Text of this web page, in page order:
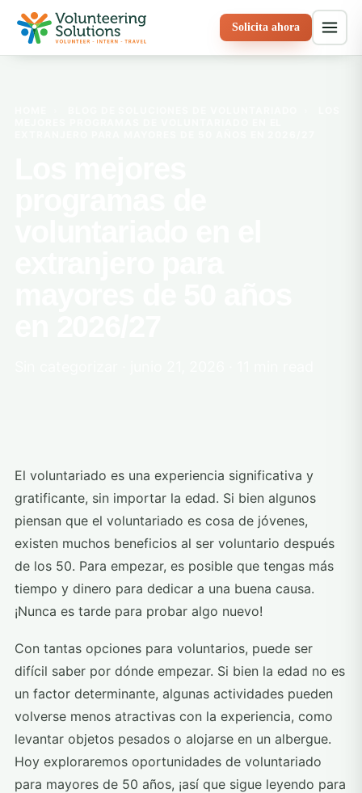
Solicita ahora
El voluntariado es una experiencia significativa y
gratificante, sin importar la edad. Si bien algunos
piensan que el voluntariado es cosa de jóvenes,
existen muchos beneficios al ser voluntario después
de los 50. Para empezar, es posible que tengas más
tiempo y dinero para dedicar a una buena causa.
¡Nunca es tarde para probar algo nuevo!
Con tantas opciones para voluntarios, puede ser
difícil saber por dónde empezar. Si bien la edad no es
un factor determinante, algunas actividades pueden
volverse menos atractivas con la experiencia, como
levantar objetos pesados o alojarse en un albergue.
Hoy exploraremos oportunidades de voluntariado
para mayores de 50 años, ¡así que sigue leyendo para